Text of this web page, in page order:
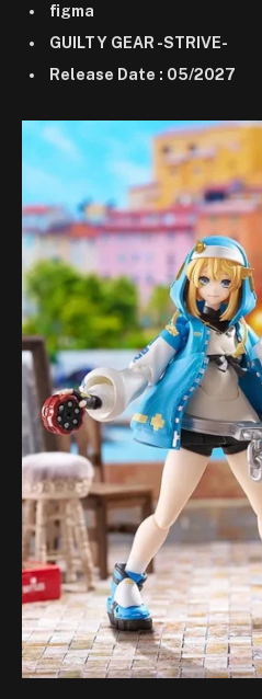
figma
GUILTY GEAR -STRIVE-
Release Date : 05/2027